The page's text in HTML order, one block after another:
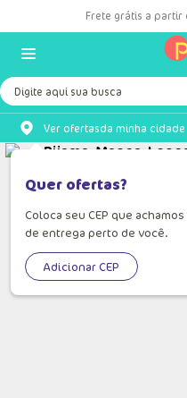
Frete grátis a partir
Digite aqui sua busca
Ver ofertasda minha cidade
Quer ofertas?
Coloca seu CEP que
de entrega perto de você.
Adicionar CEP